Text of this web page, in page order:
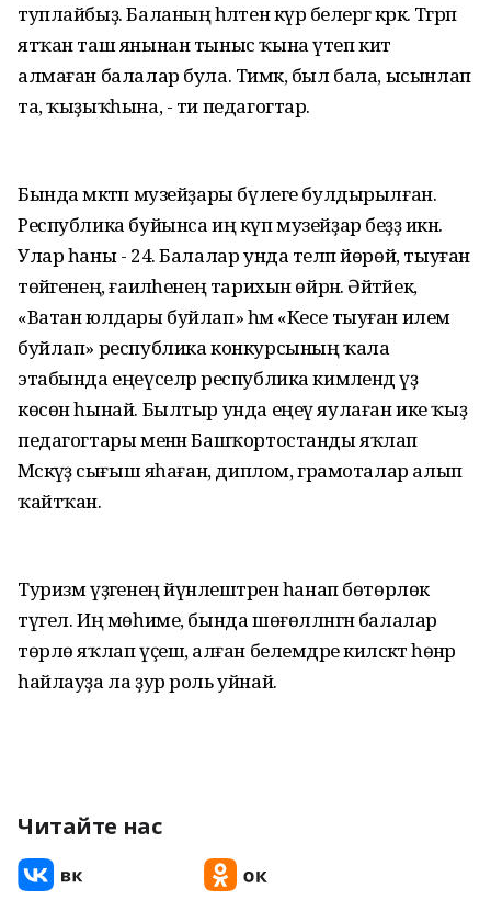
туплайбыҙ. Баланың һәләтен күрә белергә кәрәк. Тәгәрәп
ятҡан таш янынан тыныс ҡына үтеп китә
алмаған балалар була. Тимәк, был бала, ысынлап
та, ҡыҙыҡһына, - ти педагогтар.
Бында мәктәп музейҙары бүлеге булдырылған.
Республика буйынса иң күп музейҙар беҙҙә икән.
Улар һаны - 24. Балалар унда теләп йөрөй, тыуған
төйәгенең, ғаиләһенең тарихын өйрәнә. Әйтәйек,
«Ватан юлдары буйлап» һәм «Кесе тыуған илем
буйлап» республика конкурсының ҡала
этабында еңеүселәр республика кимәлендә үҙ
көсөн һынай. Былтыр унда еңеү яулаған ике ҡыҙ
педагогтары менән Башҡортостанды яҡлап
Мәскәүҙә сығыш яһаған, диплом, грамоталар алып
ҡайтҡан.
Туризм үҙәгенең йүнәлештәрен һанап бөтөрлөк
түгел. Иң мөһиме, бында шөғөлләнгән балалар
төрлө яҡлап үҫешә, алған белемдәре киләсәктә һөнәр
һайлауҙа ла ҙур роль уйнай.
Читайте нас